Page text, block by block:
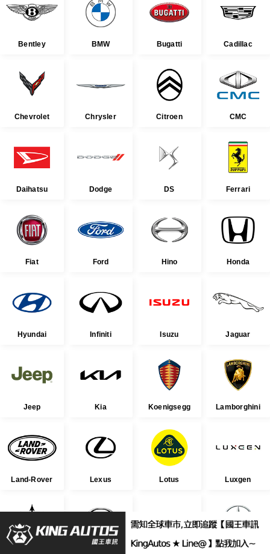
Bentley BMW Bugatti Cadillac
Chevrolet Chrysler Citroen CMC
Daihatsu Dodge DS Ferrari
Fiat Ford Hino Honda
Hyundai Infiniti Isuzu Jaguar
Jeep Kia Koenigsegg Lamborghini
Land-Rover Lexus Lotus Luxgen